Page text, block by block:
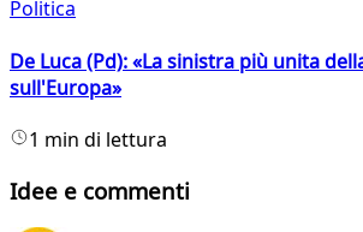
Politica
De Luca (Pd): «La sinistra più unita
sull'Europa»
1 min di lettura
Idee e commenti